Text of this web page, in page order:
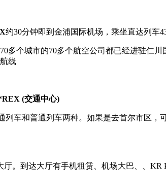
约30分钟即到金浦国际机场，乘坐直达列车
个城市的70多个航空公司都已经进驻仁川
线
(交通中心)
和普通列车两种。如果是去首尔市区，
到达大厅有手机租赁、机场大巴、、KR